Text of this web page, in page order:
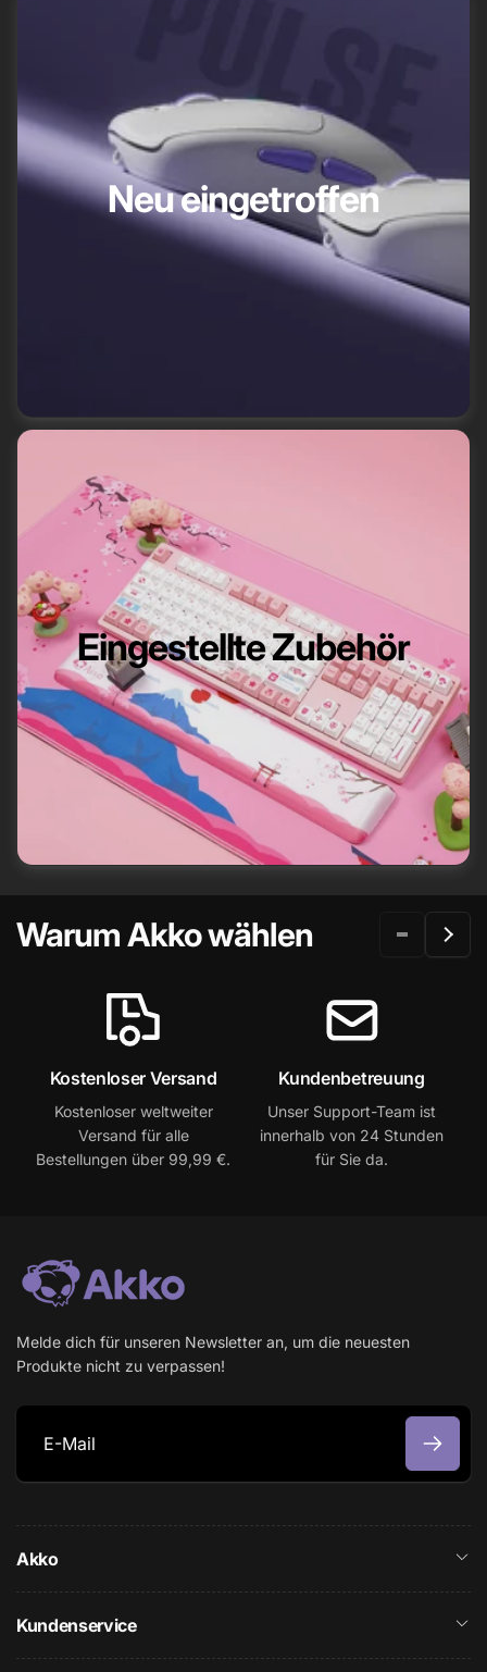
Neu eingetroffen
Eingestellte Zubehör
Warum Akko wählen
Kostenloser Versand
Kostenloser weltweiter
Versand für alle
Bestellungen über 99,99 €.
Kundenbetreuung
Unser Support-Team ist
innerhalb von 24 Stunden
für Sie da.
Melde dich für unseren Newsletter an, um die neuesten
Produkte nicht zu verpassen!
E
a
i
l
Akko
Kundenservice